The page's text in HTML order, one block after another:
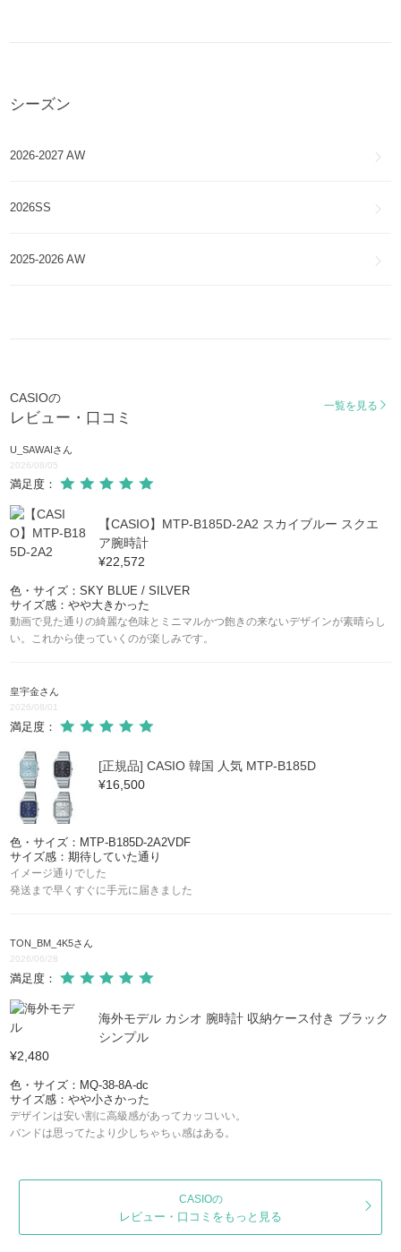
シーズン
2026-2027 AW
2026SS
2025-2026 AW
CASIOの
レビュー・口コミ
一覧を見る
U_SAWAIさん
2026/08/05
満足度：
【CASIO】MTP-B185D-2A2 スカイブルー スクエ
ア腕時計
¥22,572
色・サイズ：SKY BLUE / SILVER
サイズ感：やや大きかった
動画で見た通りの綺麗な色味とミニマルかつ飽きの来ないデザインが素晴らし
い。これから使っていくのが楽しみです。
皇宇金さん
2026/08/01
満足度：
[正規品] CASIO 韓国 人気 MTP-B185D
¥16,500
色・サイズ：MTP-B185D-2A2VDF
サイズ感：期待していた通り
イメージ通りでした
発送まで早くすぐに手元に届きました
TON_BM_4K5さん
2026/06/28
満足度：
海外モデル カシオ 腕時計 収納ケース付き ブラック
シンプル
¥2,480
色・サイズ：MQ-38-8A-dc
サイズ感：やや小さかった
デザインは安い割に高級感があってカッコいい。
バンドは思ってたより少しちゃちぃ感はある。
CASIOの
レビュー・口コミをもっと見る